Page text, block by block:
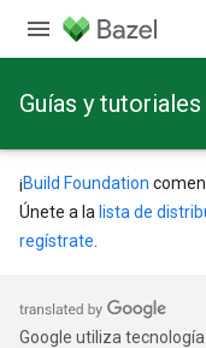
Guías y
¡Build Foundation
Únete a la lista de
regístrate
Google utiliza